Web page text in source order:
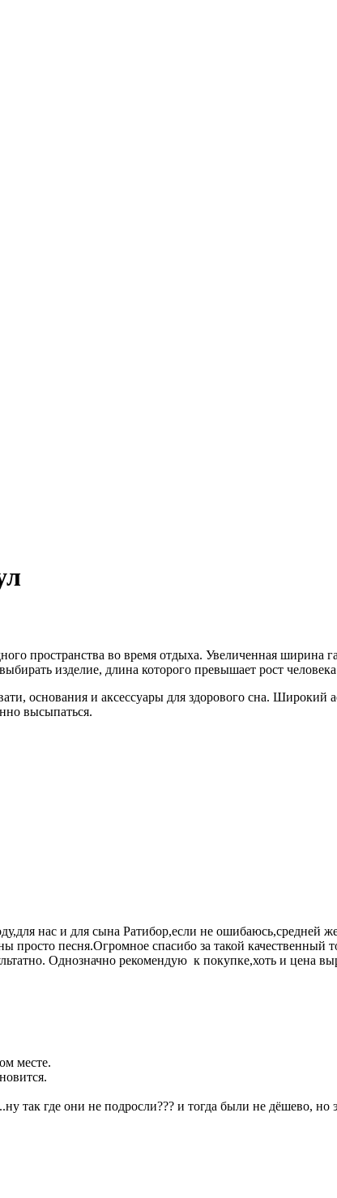
пространства во время отдыха. Увеличенная ширина
изделие, длина которого превышает рост
основания и аксессуары для здорового сна. Широкий
высыпаться.
нас и для сына Ратибор,если не ошибаюсь,средней
просто песня.Огромное спасибо за такой
Однозначно рекомендую к покупке,хоть и цена
месте.
так где они не подросли??? и тогда были не дёшево, но